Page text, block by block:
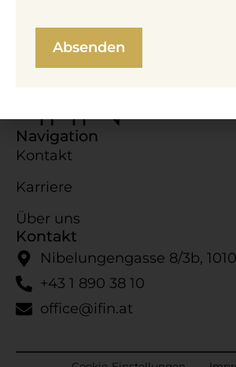
Navigation
Kontakt
Karriere
Über uns
Kontakt
Nibelungengasse 8/​3b,
+43 1 890 38 10
office@ifin.at